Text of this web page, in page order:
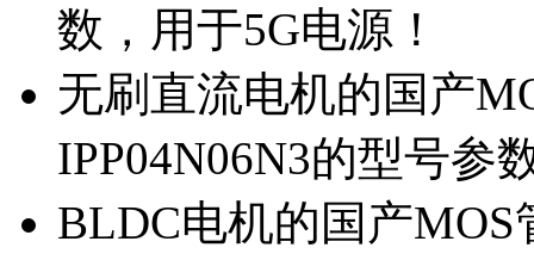
数，用于5G电源！
无刷直流电机的国产
IPP04N06N3的型号参
BLDC电机的国产MOS